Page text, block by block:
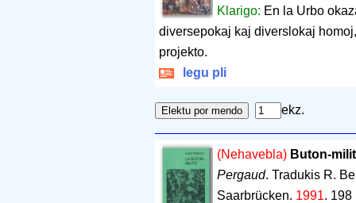
Klarigo: En la Urbo
diversepokaj kaj diverslokaj
projekto.
legu pli
ekz.
(Nehavebla) Buton-
Pergaud. Tradukis R.
Saarbrücken. 1991. 198